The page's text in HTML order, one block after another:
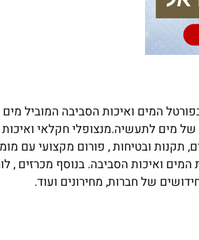
המים ואיכות הסביבה המוביל מים
מים לתעשיה.מנצופלי חקלאי
תקנות ובטיחות , פורום מקצועי עם
ואיכות הסביבה. בנוסף מכרזים ,
של חברות, מחירונים ועוד.